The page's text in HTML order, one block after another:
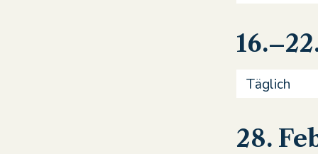
Täglich
28.